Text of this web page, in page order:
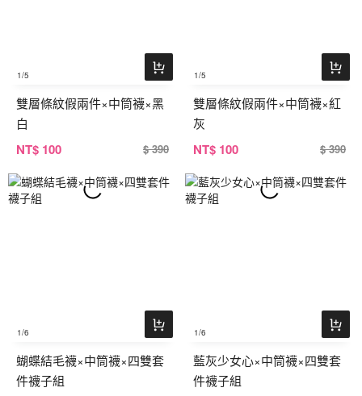
1/5
雙層條紋假兩件×中筒襪×黑
白
NT$ 100 $ 390
1/5
雙層條紋假兩件×中筒襪×紅
灰
NT$ 100 $ 390
1/6
蝴蝶結毛襪×中筒襪×四雙套
件襪子組
1/6
藍灰少女心×中筒襪×四雙套
件襪子組